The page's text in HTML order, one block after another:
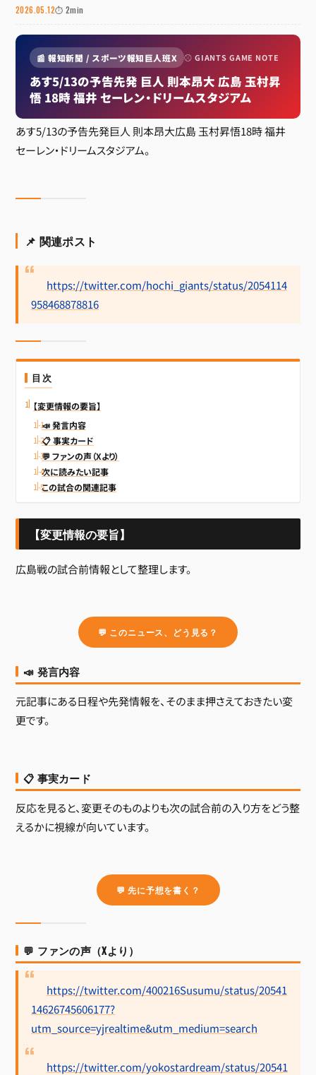
2026.05.12⏱ 2min
📰 報知新聞 / スポーツ報知巨人班X ⚾ GIANTS GAME NOTE
あす5/13の予告先発 巨人 則本昂大 広島 玉村昇
悟 18時 福井 セーレン・ドリームスタジアム
あす5/13の予告先発巨人 則本昂大広島 玉村昇悟18時 福井
セーレン・ドリームスタジアム。
📌 関連ポスト
https://twitter.com/hochi_giants/status/2054114
958468878816
目次
【変更情報の要旨】
📣 発言内容
📋 事実カード
💬 ファンの声（Xより）
次に読みたい記事
この試合の関連記事
【変更情報の要旨】
広島戦の試合前情報として整理します。
💬 このニュース、どう見る？
📣 発言内容
元記事にある日程や先発情報を、そのまま押さえておきたい変
更です。
📋 事実カード
反応を見ると、変更そのものよりも次の試合前の入り方をどう整
えるかに視線が向いています。
💬 先に予想を書く？
💬 ファンの声（Xより）
https://twitter.com/400216Susumu/status/20541
14626745606177?
utm_source=yjrealtime&utm_medium=search
https://twitter.com/yokostardream/status/20541